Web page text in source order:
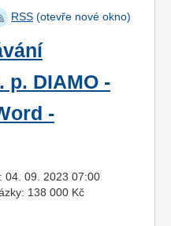
RSS (otevře nové okno)
p. DIAMO -
-
04. 09. 2023 07:00
138 000 Kč